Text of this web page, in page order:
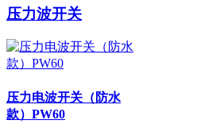
压力波开关
压力电波开关（防水
款）PW60